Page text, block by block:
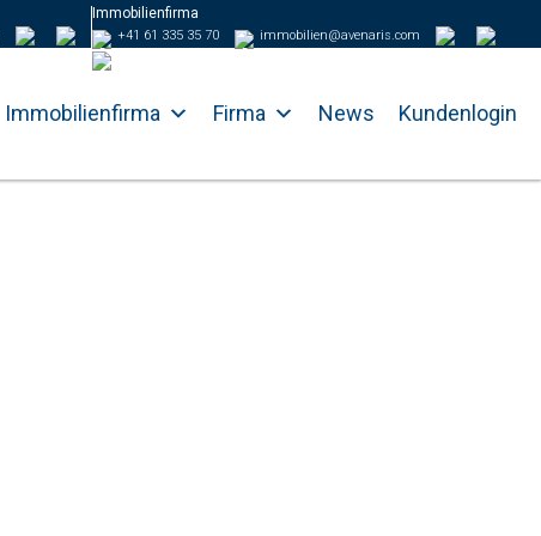
Immobilienfirma
+41 61 335 35 70 immobilien@avenaris.com
Immobilienfirma Firma News Kundenlogin